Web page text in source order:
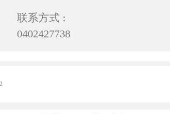
联系方式 :
0402427738